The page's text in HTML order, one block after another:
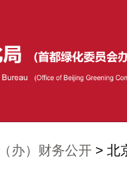
办）财务公开 > 北